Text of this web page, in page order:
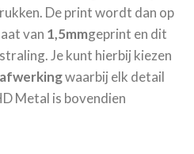
De print wordt dan op
van 1,5mmgeprint en dit
Je kunt hierbij kiezen
waarbij elk detail
Metal is bovendien